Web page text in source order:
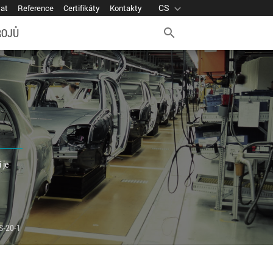
Reference Certifikáty Kontakty CS expand_more
search
je
20-1